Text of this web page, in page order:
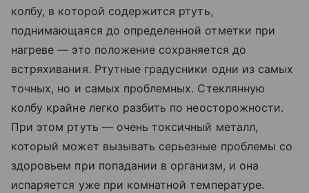
колбу, в которой содержится ртуть,
поднимающаяся до определенной отметки при
нагреве — это положение сохраняется до
встряхивания. Ртутные градусники одни из самых
точных, но и самых проблемных. Стеклянную
колбу крайне легко разбить по неосторожности.
При этом ртуть — очень токсичный металл,
который может вызывать серьезные проблемы со
здоровьем при попадании в организм, и она
испаряется уже при комнатной температуре.